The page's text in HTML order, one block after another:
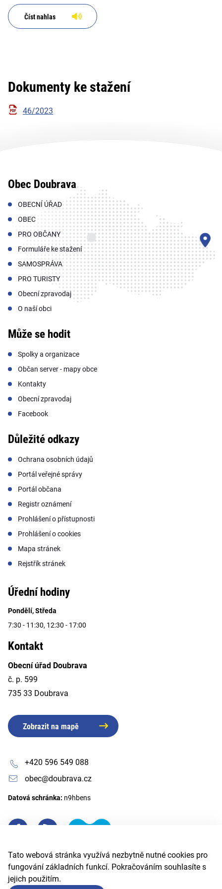
Tato webová stránka využívá nezbytně nutné cookies pro
fungování základních funkcí. Pokračováním souhlasíte s
jejich použitím.
Číst nahlas
Dokumenty ke stažení
46/2023
Obec Doubrava
OBECNÍ ÚŘAD
OBEC
PRO OBČANY
Formuláře ke stažení
SAMOSPRÁVA
PRO TURISTY
Obecní zpravodaj
O naší obci
Může se hodit
Spolky a organizace
Občan server - mapy obce
Kontakty
Obecní zpravodaj
Facebook
Důležité odkazy
Ochrana osobních údajů
Portál veřejné správy
Portál občana
Registr oznámení
Prohlášení o přístupnosti
Prohlášení o cookies
Mapa stránek
Rejstřík stránek
Úřední hodiny
Pondělí, Středa
7:30 - 11:30, 12:30 - 17:00
Kontakt
Obecní úřad Doubrava
č. p. 599
735 33 Doubrava
Zobrazit na mapě
+420 596 549 088
obec@doubrava.cz
Datová schránka: n9hbens